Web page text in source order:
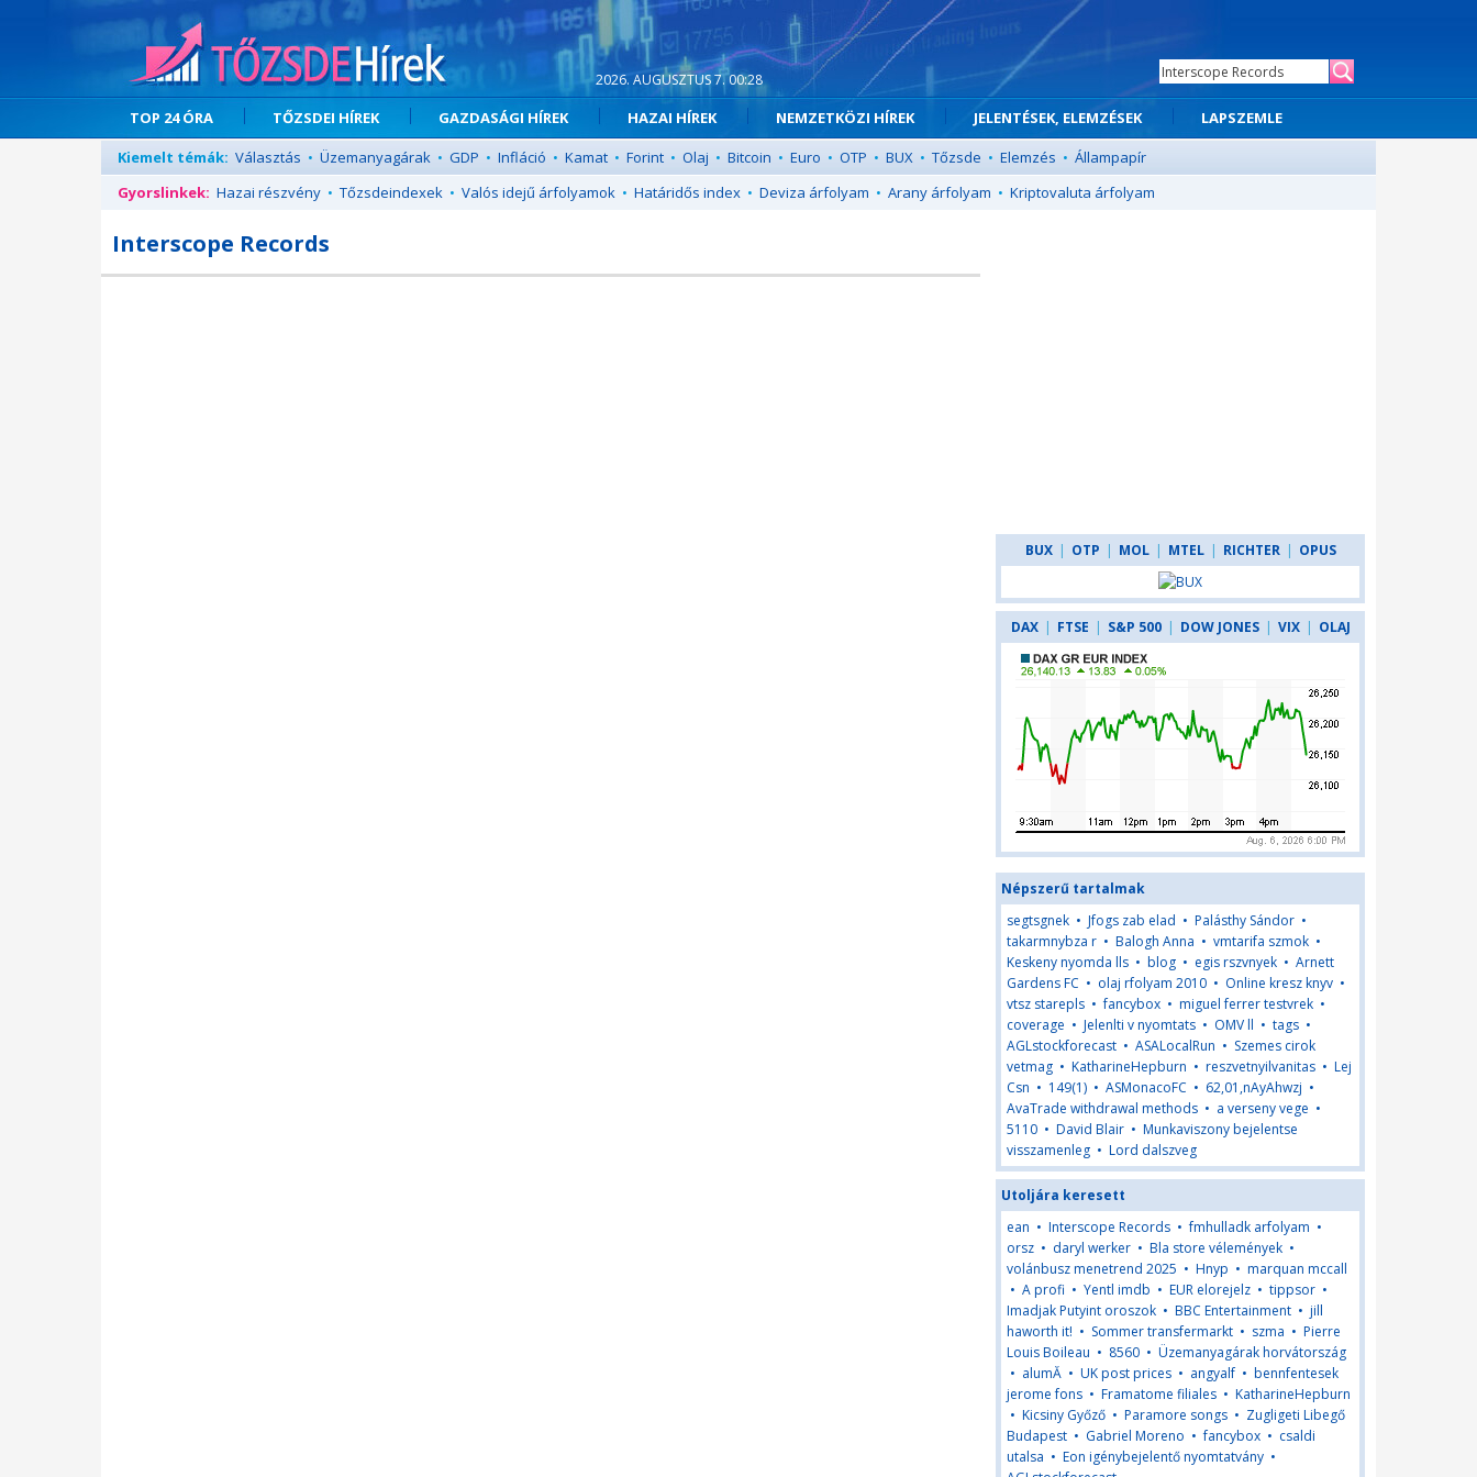
2026. AUGUSZTUS 7. 00:28
TOP 24 ÓRA TŐZSDEI HÍREK GAZDASÁGI HÍREK HAZAI HÍREK NEMZETKÖZI HÍREK JELENTÉSEK, ELEMZÉSEK
LAPSZEMLE
Kiemelt témák: Választás • Üzemanyagárak • GDP • Infláció • Kamat • Forint • Olaj • Bitcoin • Euro • OTP • BUX • Tőzsde • Elemzés • Állampapír
Gyorslinkek: Hazai részvény • Tőzsdeindexek • Valós idejű árfolyamok • Határidős index • Deviza árfolyam • Arany árfolyam • Kriptovaluta árfolyam
Interscope Records
BUX | OTP | MOL | MTEL | RICHTER | OPUS
DAX | FTSE | S&P 500 | DOW JONES | VIX | OLAJ
Népszerű tartalmak
segtsgnek • Jfogs zab elad • Palásthy Sándor •
takarmnybza r • Balogh Anna • vmtarifa szmok •
Keskeny nyomda lls • blog • egis rszvnyek • Arnett
Gardens FC • olaj rfolyam 2010 • Online kresz knyv •
vtsz starepls •fancybox • miguel ferrer testvrek •
coverage • Jelenlti v nyomtats • OMV ll • tags •
AGLstockforecast • ASALocalRun • Szemes cirok
vetmag • KatharineHepburn • reszvetnyilvanitas • Lej
Csn • 149(1) • ASMonacoFC • 62,01,nAyAhwzj •
AvaTrade withdrawal methods • a verseny vege •
5110 • David Blair • Munkaviszony bejelentse
visszamenleg • Lord dalszveg
Utoljára keresett
ean • Interscope Records •fmhulladk arfolyam •
orsz • daryl werker • Bla store vélemények •
volánbusz menetrend 2025 • Hnyp • marquan mccall
• A profi • Yentl imdb • EUR elorejelz • tippsor •
Imadjak Putyint oroszok • BBC Entertainment • jill
haworth it! • Sommer transfermarkt • szma • Pierre
Louis Boileau • 8560 • Üzemanyagárak horvátország
• alumĂ • UK post prices • angyalf • bennfentesek
jerome fons • Framatome filiales • KatharineHepburn
• Kicsiny Győző • Paramore songs • Zugligeti Libegő
Budapest • Gabriel Moreno •fancybox • csaldi
utalsa • Eon igénybejelentő nyomtatvány •